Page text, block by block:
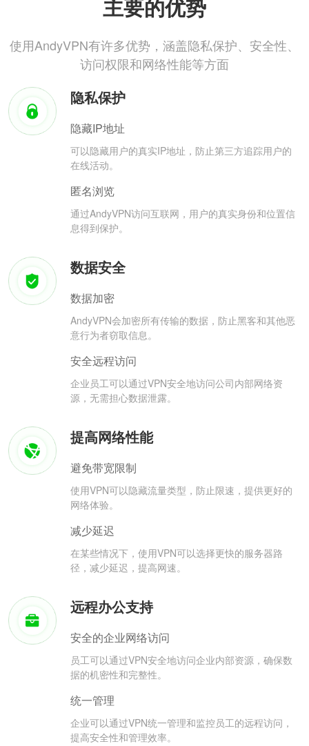
主要的优势
使用AndyVPN有许多优势，涵盖隐私保护、安全性、
访问权限和网络性能等方面
隐私保护
隐藏IP地址
可以隐藏用户的真实IP地址，防止第三方追踪用户的
在线活动。
匿名浏览
通过AndyVPN访问互联网，用户的真实身份和位置信
息得到保护。
数据安全
数据加密
AndyVPN会加密所有传输的数据，防止黑客和其他恶
意行为者窃取信息。
安全远程访问
企业员工可以通过VPN安全地访问公司内部网络资
源，无需担心数据泄露。
提高网络性能
避免带宽限制
使用VPN可以隐藏流量类型，防止限速，提供更好的
网络体验。
减少延迟
在某些情况下，使用VPN可以选择更快的服务器路
径，减少延迟，提高网速。
远程办公支持
安全的企业网络访问
员工可以通过VPN安全地访问企业内部资源，确保数
据的机密性和完整性。
统一管理
企业可以通过VPN统一管理和监控员工的远程访问，
提高安全性和管理效率。